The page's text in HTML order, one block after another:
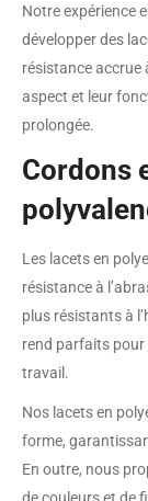
Notre expérience
développer des
résistance accrue
aspect et leur
prolongée.
Cordons
Les lacets en
résistance à
plus résistants à
rend parfaits pour
travail.
Nos lacets en
forme,
En outre, nous
de couleurs et de